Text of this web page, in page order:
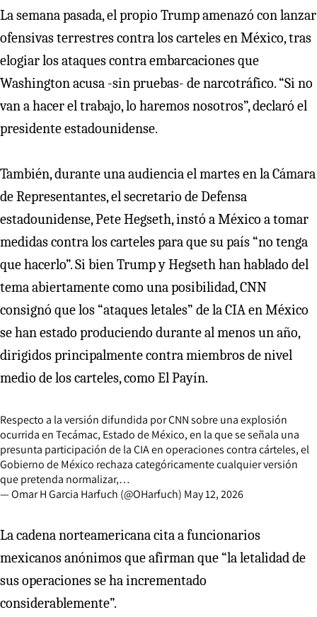
La semana pasada, el propio Trump amenazó con lanzar
ofensivas terrestres contra los carteles en México, tras
elogiar los ataques contra embarcaciones que
Washington acusa -sin pruebas- de narcotráfico. “Si no
van a hacer el trabajo, lo haremos nosotros”, declaró el
presidente estadounidense.
También, durante una audiencia el martes en la Cámara
de Representantes, el secretario de Defensa
estadounidense, Pete Hegseth, instó a México a tomar
medidas contra los carteles para que su país “no tenga
que hacerlo”. Si bien Trump y Hegseth han hablado del
tema abiertamente como una posibilidad, CNN
consignó que los “ataques letales” de la CIA en México
se han estado produciendo durante al menos un año,
dirigidos principalmente contra miembros de nivel
medio de los carteles, como El Payín.
Respecto a la versión difundida por CNN sobre una explosión
ocurrida en Tecámac, Estado de México, en la que se señala una
presunta participación de la CIA en operaciones contra cárteles, el
Gobierno de México rechaza categóricamente cualquier versión
que pretenda normalizar,…
— Omar H Garcia Harfuch (@OHarfuch) May 12, 2026
La cadena norteamericana cita a funcionarios
mexicanos anónimos que afirman que “la letalidad de
sus operaciones se ha incrementado
considerablemente”.